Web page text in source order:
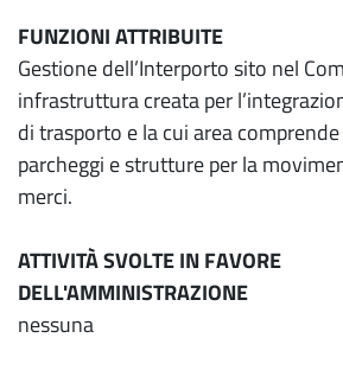
FUNZIONI ATTRIBUITE
Gestione dell’Interporto sito nel
infrastruttura creata per
di trasporto e la cui area
parcheggi e strutture per la
merci.
ATTIVITÀ SVOLTE IN FAVORE
DELL'AMMINISTRAZIONE
nessuna